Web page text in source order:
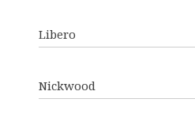
Libero
Nickwood